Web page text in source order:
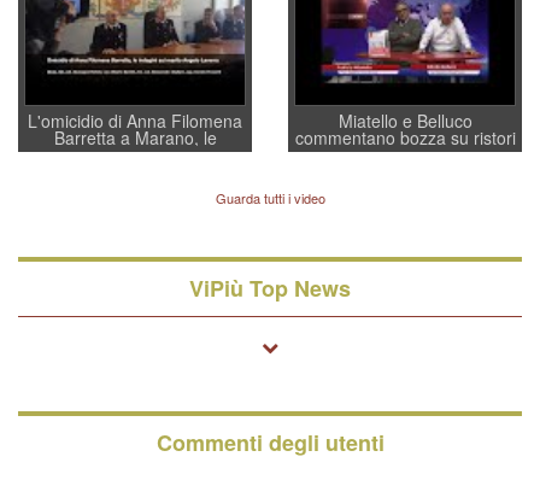
L'omicidio di Anna Filomena
Barretta a Marano, le
indagini dei carabinieri di
Lavarra: più avvincenti di
quelle di... Barbara D'Urso
Miatello e Belluco
commentano bozza su ristori
BPVi e Veneto Banca
Guarda tutti i video
ViPiù Top News
Commenti degli utenti